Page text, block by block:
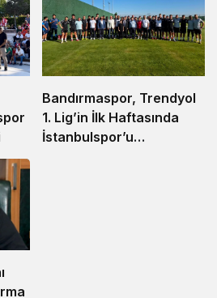
Bandırmaspor, Trendyol
1. Lig’in İlk Haftasında
İstanbulspor’u